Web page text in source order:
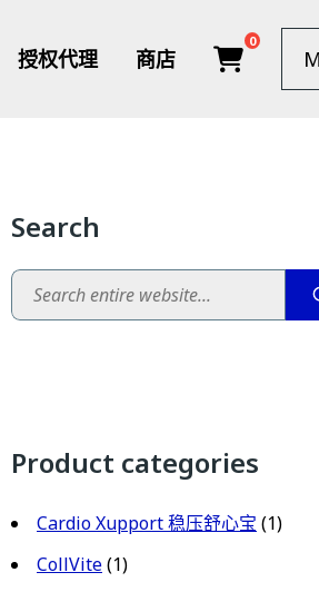
授权代理 商店
0
Search
Search
Product categories
Cardio Xupport 稳压舒心宝 (1)
CollVite(1)